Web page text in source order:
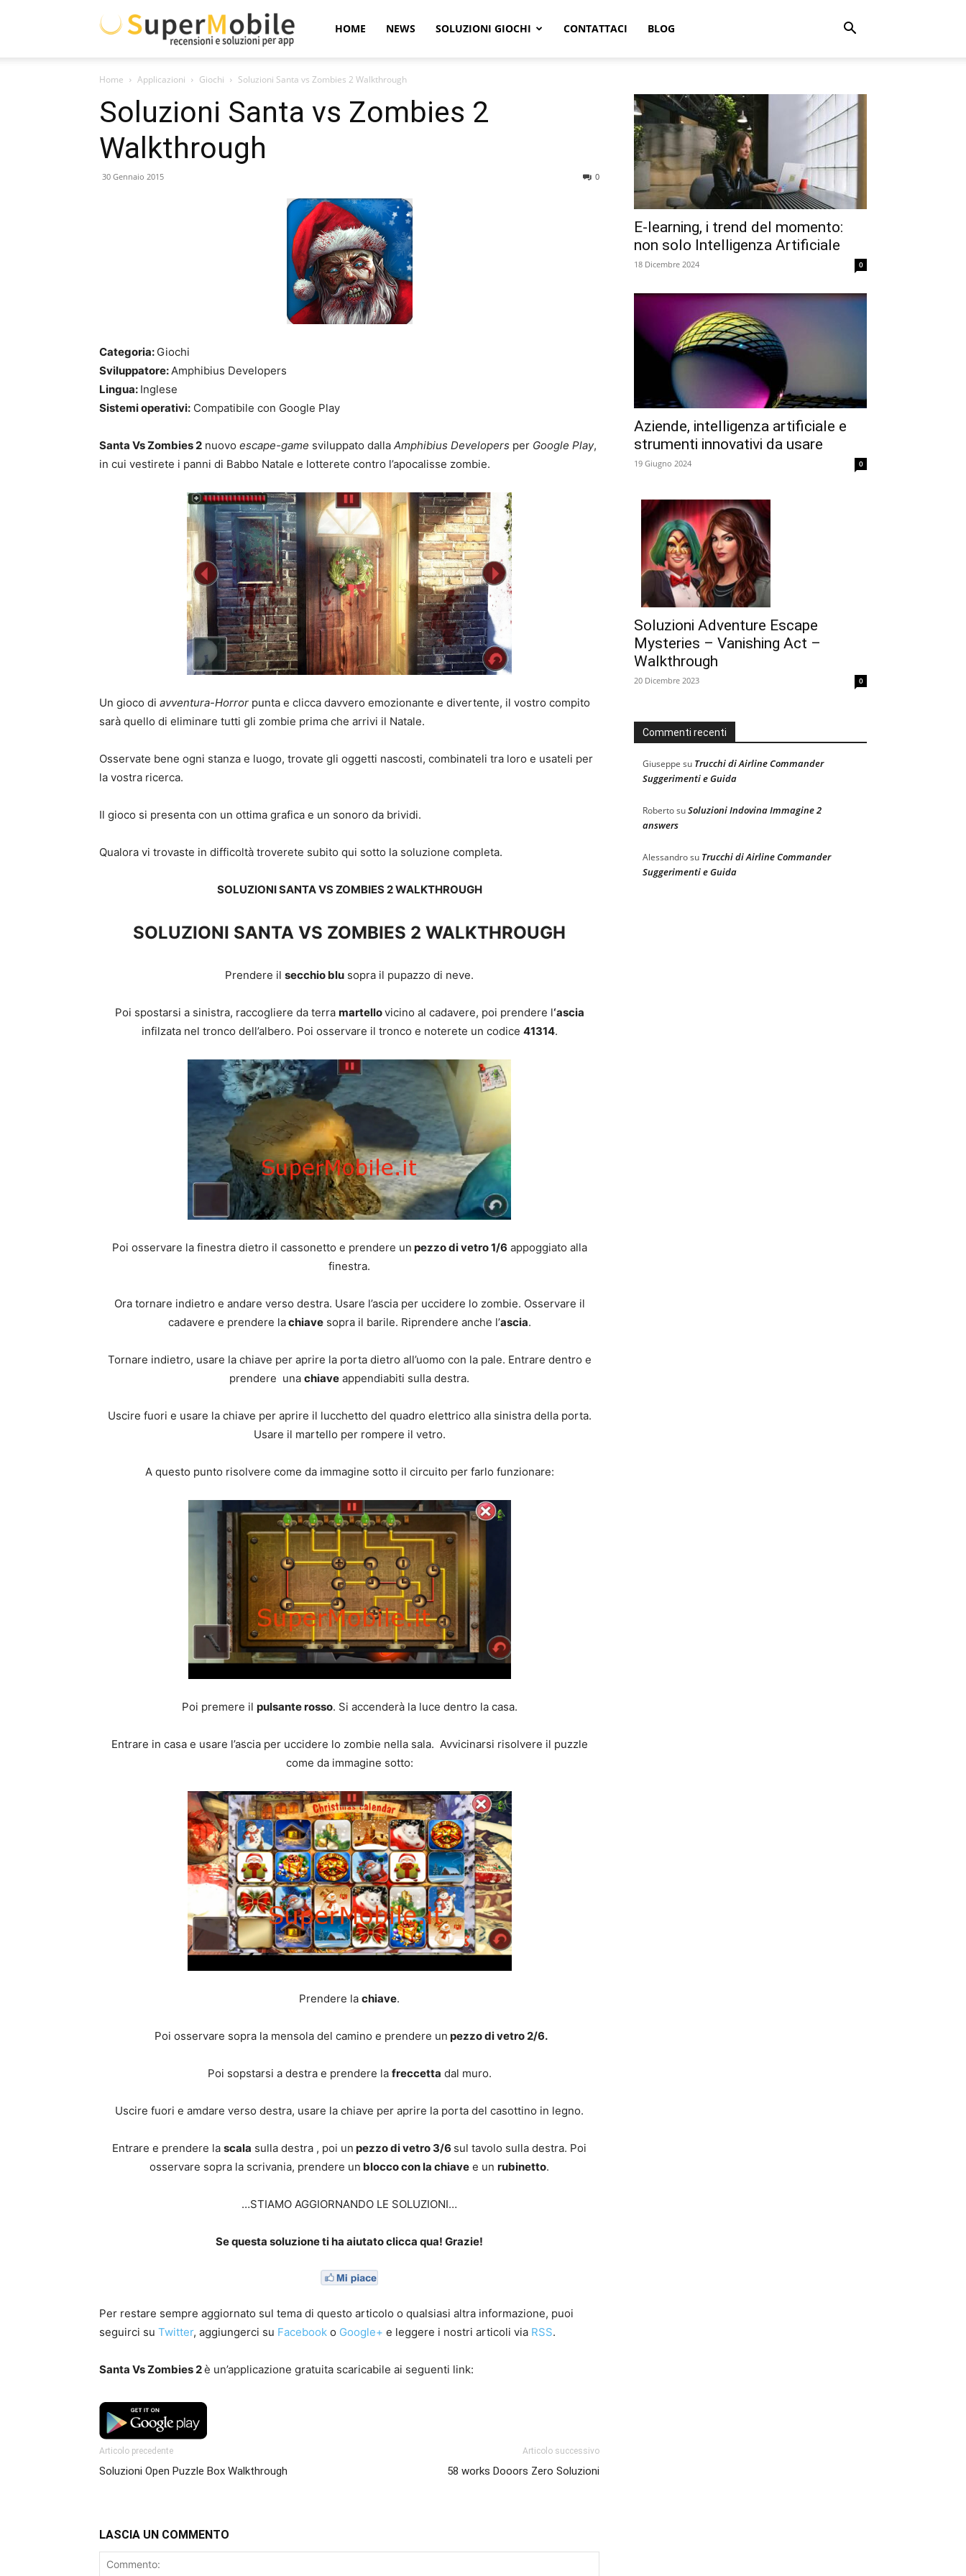
Super
Mobile
HOME NEWS SOLUZIONI GIOCHI CONTATTACI BLOG
Home Applicazioni Giochi Soluzioni Santa vs Zombies 2 Walkthrough
Soluzioni Santa vs Zombies 2
Walkthrough
30 Gennaio 2015 0
Categoria: Giochi
Sviluppatore:Amphibius Developers
Lingua: Inglese
Sistemi operativi: Compatibile con Google Play
Santa Vs Zombies 2 nuovo escape-game sviluppato dalla Amphibius Developers per Google Play,
in cui vestirete i panni di Babbo Natale e lotterete contro l’apocalisse zombie.
Un gioco di avventura-Horror punta e clicca davvero emozionante e divertente, il vostro compito
sarà quello di eliminare tutti gli zombie prima che arrivi il Natale.
Osservate bene ogni stanza e luogo, trovate gli oggetti nascosti, combinateli tra loro e usateli per
la vostra ricerca.
Il gioco si presenta con un ottima grafica e un sonoro da brividi.
Qualora vi trovaste in difficoltà troverete subito qui sotto la soluzione completa.
SOLUZIONI SANTA VS ZOMBIES 2 WALKTHROUGH
SOLUZIONI SANTA VS ZOMBIES 2 WALKTHROUGH
Prendere il secchio blu sopra il pupazzo di neve.
Poi spostarsi a sinistra, raccogliere da terra martellovicino al cadavere, poi prendere l‘ascia
infilzata nel tronco dell’albero. Poi osservare il tronco e noterete un codice 41314.
Poi osservare la finestra dietro il cassonetto e prendere un pezzo di vetro 1/6 appoggiato alla
finestra.
Ora tornare indietro e andare verso destra. Usare l’ascia per uccidere lo zombie. Osservare il
cadavere e prendere lachiavesopra il barile. Riprendere anche l’ascia.
Tornare indietro, usare la chiave per aprire la porta dietro all’uomo con la pale. Entrare dentro e
prendere una chiave appendiabiti sulla destra.
Uscire fuori e usare la chiave per aprire il lucchetto del quadro elettrico alla sinistra della porta.
Usare il martello per rompere il vetro.
A questo punto risolvere come da immagine sotto il circuito per farlo funzionare:
Poi premere il pulsante rosso. Si accenderà la luce dentro la casa.
Entrare in casa e usare l’ascia per uccidere lo zombie nella sala. Avvicinarsi risolvere il puzzle
come da immagine sotto:
Prendere la chiave.
Poi osservare sopra la mensola del camino e prendere un pezzo di vetro 2/6.
Poi sopstarsi a destra e prendere la freccetta dal muro.
Uscire fuori e amdare verso destra, usare la chiave per aprire la porta del casottino in legno.
Entrare e prendere la scala sulla destra , poi un pezzo di vetro 3/6 sul tavolo sulla destra. Poi
osservare sopra la scrivania, prendere un blocco con la chiave e un rubinetto.
…STIAMO AGGIORNANDO LE SOLUZIONI…
Se questa soluzione ti ha aiutato clicca qua! Grazie!
Per restare sempre aggiornato sul tema di questo articolo o qualsiasi altra informazione, puoi
seguirci su Twitter, aggiungerci su Facebook o Google+ e leggere i nostri articoli via RSS.
Santa Vs Zombies 2è un’applicazione gratuita scaricabile ai seguenti link:
Articolo precedente
Soluzioni Open Puzzle Box Walkthrough
Articolo successivo
58 works Dooors Zero Soluzioni
LASCIA UN COMMENTO
E-learning, i trend del momento:
non solo Intelligenza Artificiale
18 Dicembre 2024 0
Aziende, intelligenza artificiale e
strumenti innovativi da usare
19 Giugno 2024 0
Soluzioni Adventure Escape
Mysteries – Vanishing Act –
Walkthrough
20 Dicembre 2023 0
Commenti recenti
Giuseppe su Trucchi di Airline Commander
Suggerimenti e Guida
RobertosuSoluzioni Indovina Immagine 2
answers
Alessandrosu Trucchi di Airline Commander
Suggerimenti e Guida